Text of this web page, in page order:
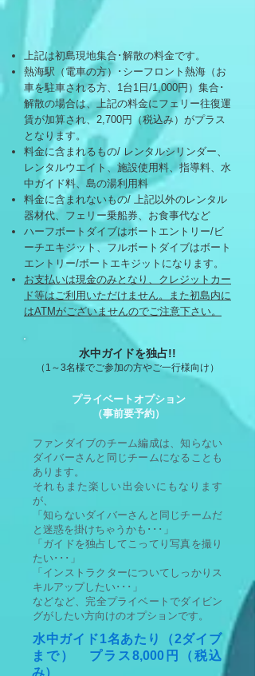
上記は初島現地集合･解散の料金です。
熱海駅（電車の方）･シーフロント熱海（お
車を駐車される方、1台1日/1,000円）集合･
解散の場合は、上記の料金にフェリー往復運
賃が加算され、2,700円（税込み）がプラス
となります。
料金に含まれるもの/ レンタルシリンダー、
レンタルウエイト、施設使用料、指導料、水
中ガイド料、島の湯利用料
料金に含まれないもの/ 上記以外のレンタル
器材代、フェリー乗船券、お食事代など
ハーフボートダイブはボートエントリー/ビ
ーチエキジット、フルボートダイブはボート
エントリー/ボートエキジットになります。
お支払いは現金のみとなり、クレジットカー
ド等はご利用いただけません。また初島内に
はATMがございませんのでご注意下さい。
水中ガイドを独占!!
（1～3名様でご参加の方やご一行様向け）
​プライベートオプション
（事前要予約）
ファンダイブのチーム編成は、知らない
ダイバーさんと同じチームになることも
あります。
それもまた楽しい出会いにもなります
が、
「知らないダイバーさんと同じチームだ
と迷惑を掛けちゃうかも･･･」
「ガイドを独占してこってり写真を撮り
たい･･･」
「インストラクターについてしっかりス
キルアップしたい･･･」
​などなど、完全プライベートでダイビン
グがしたい方向けのオプションです。
水中ガイド1名あたり（2ダイブ
まで） プラス8,000円（税込
み）